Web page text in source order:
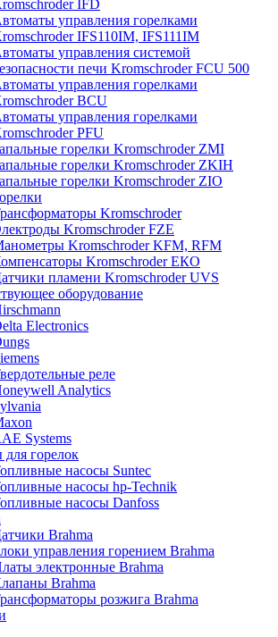
IFD
управления горелками
IFS110IM, IFS111IM
управления системой
печи Kromschroder FCU 500
управления горелками
BCU
управления горелками
PFU
горелки Kromschroder ZМI
горелки Kromschroder ZKIH
горелки Kromschroder ZIO
Kromschroder
Kromschroder FZE
Kromschroder KFM, RFM
Kromschroder ЕКО
пламени Kromschroder UVS
оборудование
Electronics
реле
Analytics
Systems
горелок
насосы Suntec
насосы hp-Technik
насосы Danfoss
Brahma
управления горением Brahma
электронные Brahma
Brahma
розжига Brahma